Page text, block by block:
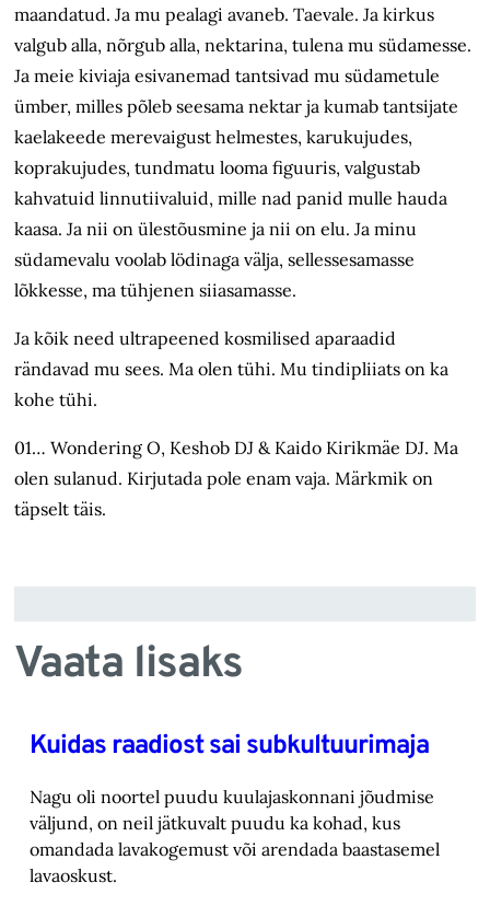
maandatud. Ja mu pealagi avaneb. Taevale. Ja kirkus
valgub alla, nõrgub alla, nektarina, tulena mu südamesse.
Ja meie kiviaja esivanemad tantsivad mu südametule
ümber, milles põleb seesama nektar ja kumab tantsijate
kaelakeede merevaigust helmestes, karu­kujudes,
koprakujudes, tundmatu looma figuuris, valgustab
kahvatuid linnutiivaluid, mille nad panid mulle hauda
kaasa. Ja nii on ülestõusmine ja nii on elu. Ja minu
südamevalu voolab lödinaga välja, sellessesamasse
lõkkesse, ma tühjenen siiasamasse.
Ja kõik need ultrapeened kosmilised aparaadid
rändavad mu sees. Ma olen tühi. Mu tindipliiats on ka
kohe tühi.
01… Wondering O, Keshob DJ & Kaido Kirikmäe DJ. Ma
olen sulanud. Kirjutada pole enam vaja. Märkmik on
täpselt täis.
Vaata lisaks
Kuidas raadiost sai subkultuurimaja
Nagu oli noortel puudu kuulajaskonnani jõudmise
väljund, on neil jätkuvalt puudu ka kohad, ‎kus
omandada lavakogemust või arendada baastasemel
lavaoskust.‎